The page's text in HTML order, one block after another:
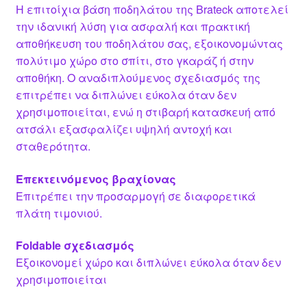
Η επιτοίχια βάση ποδηλάτου της Brateck αποτελεί
την ιδανική λύση για ασφαλή και πρακτική
αποθήκευση του ποδηλάτου σας, εξοικονομώντας
πολύτιμο χώρο στο σπίτι, στο γκαράζ ή στην
αποθήκη. Ο αναδιπλούμενος σχεδιασμός της
επιτρέπει να διπλώνει εύκολα όταν δεν
χρησιμοποιείται, ενώ η στιβαρή κατασκευή από
ατσάλι εξασφαλίζει υψηλή αντοχή και
σταθερότητα.
Επεκτεινόμενος βραχίονας
Επιτρέπει την προσαρμογή σε διαφορετικά
πλάτη τιμονιού.
Foldable σχεδιασμός
Εξοικονομεί χώρο και διπλώνει εύκολα όταν δεν
χρησιμοποιείται